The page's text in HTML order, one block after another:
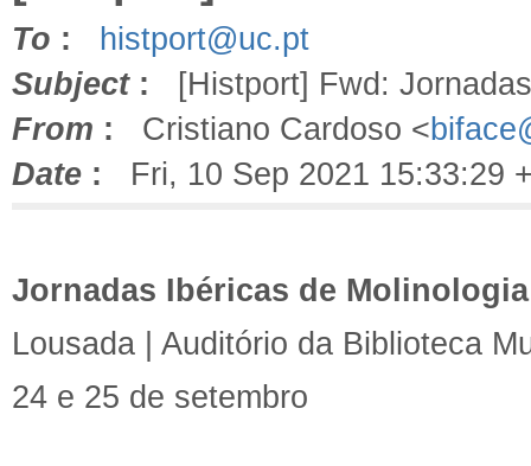
To :
histport@uc.pt
Subject: [Histport] Fwd:
From : Cristiano Cardoso <
Date : Fri, 10 Sep 2021 15:33:29
Jornadas Ibéricas de Molinologia
Lousada | Auditório da Biblioteca
24 e 25 de setembro